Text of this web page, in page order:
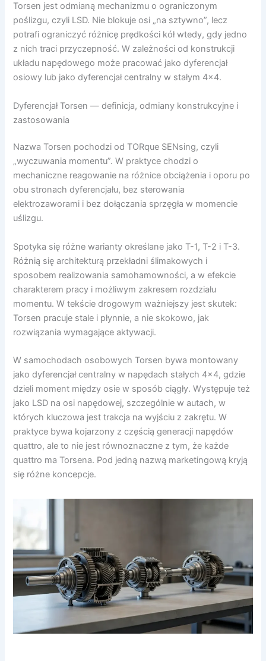
Torsen jest odmianą mechanizmu o ograniczonym
poślizgu, czyli LSD. Nie blokuje osi „na sztywno”, lecz
potrafi ograniczyć różnicę prędkości kół wtedy, gdy jedno
z nich traci przyczepność. W zależności od konstrukcji
układu napędowego może pracować jako dyferencjał
osiowy lub jako dyferencjał centralny w stałym 4×4.
Dyferencjał Torsen — definicja, odmiany konstrukcyjne i
zastosowania
Nazwa Torsen pochodzi od TORque SENsing, czyli
„wyczuwania momentu”. W praktyce chodzi o
mechaniczne reagowanie na różnice obciążenia i oporu po
obu stronach dyferencjału, bez sterowania
elektrozaworami i bez dołączania sprzęgła w momencie
uślizgu.
Spotyka się różne warianty określane jako T-1, T-2 i T-3.
Różnią się architekturą przekładni ślimakowych i
sposobem realizowania samohamowności, a w efekcie
charakterem pracy i możliwym zakresem rozdziału
momentu. W tekście drogowym ważniejszy jest skutek:
Torsen pracuje stale i płynnie, a nie skokowo, jak
rozwiązania wymagające aktywacji.
W samochodach osobowych Torsen bywa montowany
jako dyferencjał centralny w napędach stałych 4×4, gdzie
dzieli moment między osie w sposób ciągły. Występuje też
jako LSD na osi napędowej, szczególnie w autach, w
których kluczowa jest trakcja na wyjściu z zakrętu. W
praktyce bywa kojarzony z częścią generacji napędów
quattro, ale to nie jest równoznaczne z tym, że każde
quattro ma Torsena. Pod jedną nazwą marketingową kryją
się różne koncepcje.